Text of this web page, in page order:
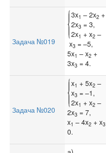
Задача №019
3x1 – 2x2+
2x3 = 3,
2x1 + x2–
x3 = –5,
5x1 – x2 +
3x3 = 4.
Задача №020
x1 + 5x2–
x3 = –1,
2x1 + x2–
2x3 = 7,
x1 – 4x2 + x3
0.